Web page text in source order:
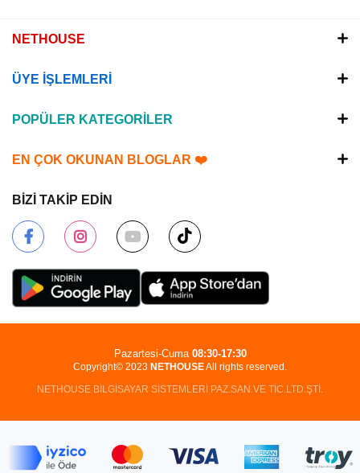
NETHOUSE
ÜYE İŞLEMLERİ
POPÜLER KATEGORİLER
EN ÇOK OKUNAN BLOGLAR ❤️
BİZİ TAKİP EDİN
Copyright© 2023 NETHOUSEAll rights reserved.
NETHOUSE BİLGİSAYAR SİSTEMLERİ PAZ.SAN.VE TİC.LTD.ŞTİ.
Pazartesi-Cuma 08:30-17:30